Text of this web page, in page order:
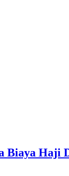
Biaya Haji